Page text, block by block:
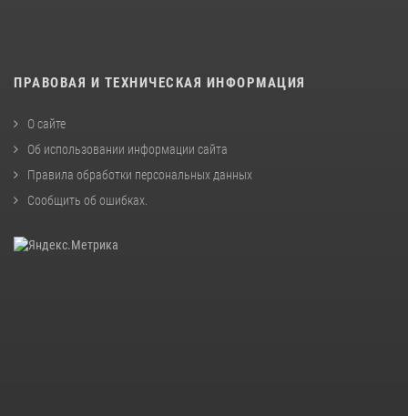
ПРАВОВАЯ И ТЕХНИЧЕСКАЯ ИНФОРМАЦИЯ
О сайте
Об использовании информации сайта
Правила обработки персональных данных
Сообщить об ошибках